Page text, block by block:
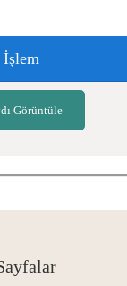
İşlem
Görüntüle